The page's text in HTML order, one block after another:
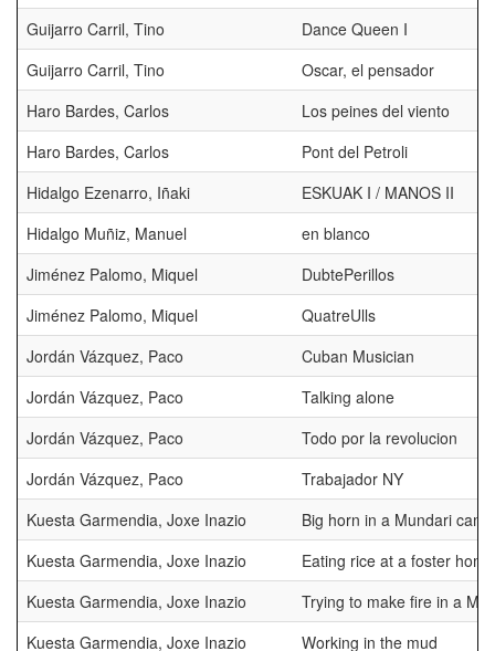
Guijarro Carril, Tino
Dance Queen I
Guijarro Carril, Tino
Oscar, el pensador
Haro Bardes, Carlos
Los peines del viento
Haro Bardes, Carlos
Pont del Petroli
Hidalgo Ezenarro, Iñaki
ESKUAK I / MANOS II
Hidalgo Muñiz, Manuel
en blanco
Jiménez Palomo, Miquel
DubtePerillos
Jiménez Palomo, Miquel
QuatreUlls
Jordán Vázquez, Paco
Cuban Musician
Jordán Vázquez, Paco
Talking alone
Jordán Vázquez, Paco
Todo por la revolucion
Jordán Vázquez, Paco
Trabajador NY
Kuesta Garmendia, Joxe Inazio
Big horn in a Mundari camp
Kuesta Garmendia, Joxe Inazio
Eating rice at a foster
Kuesta Garmendia, Joxe Inazio
Trying to make fire in a
Kuesta Garmendia, Joxe Inazio
Working in the mud